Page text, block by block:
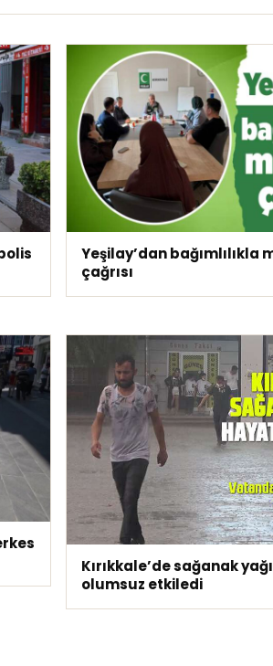
Yeşilay’dan bağımlılıkla
çağrısı
Kırıkkale’de sağanak
olumsuz etkiledi